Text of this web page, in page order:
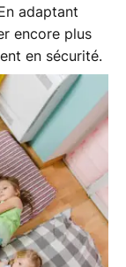
adaptant
encore plus
en sécurité.